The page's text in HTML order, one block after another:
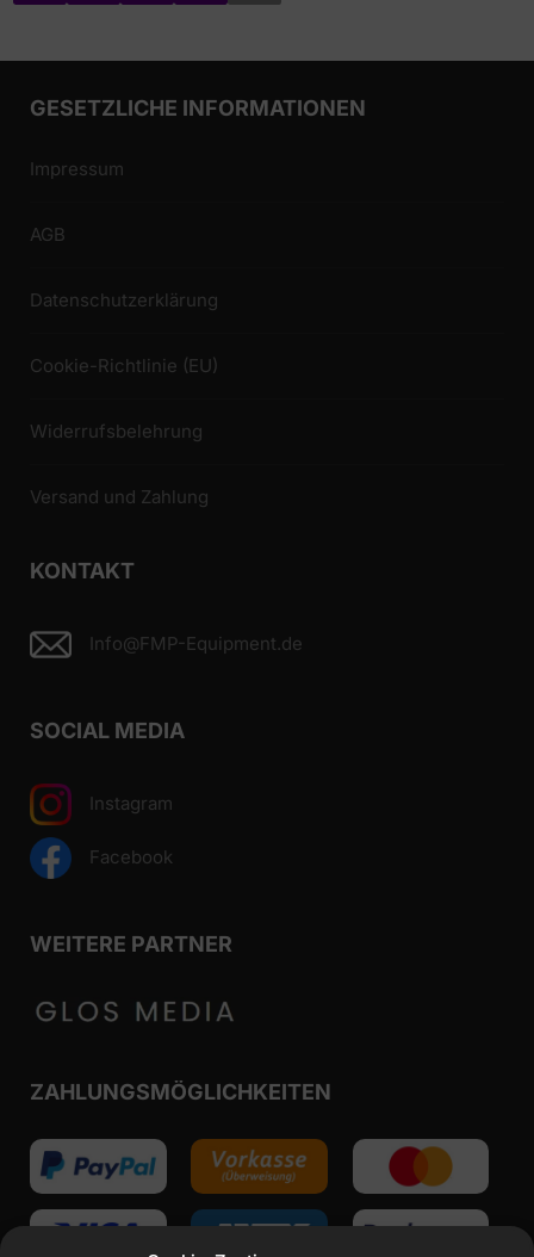
GESETZLICHE INFORMATIONEN
Impressum
AGB
Datenschutzerklärung
Cookie-Richtlinie (EU)
Widerrufsbelehrung
Versand und Zahlung
KONTAKT
Info@FMP-Equipment.de
SOCIAL MEDIA
Instagram
Facebook
WEITERE PARTNER
ZAHLUNGSMÖGLICHKEITEN